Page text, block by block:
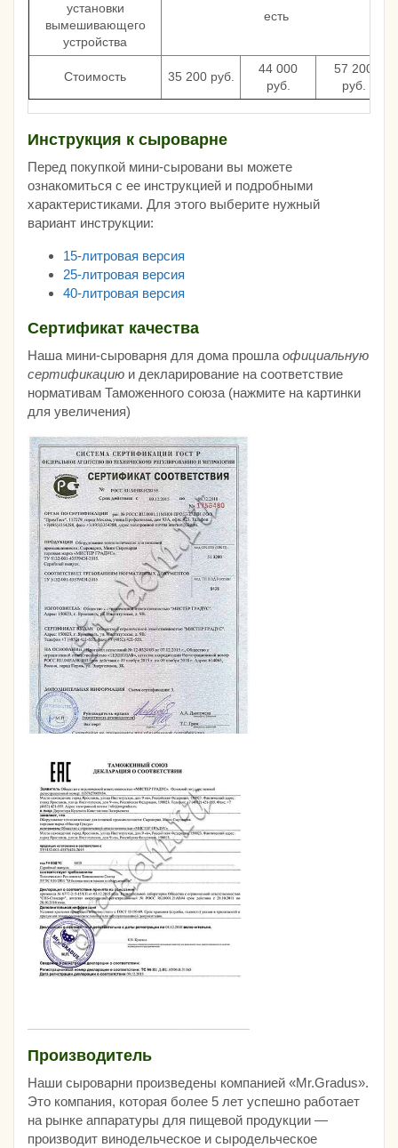
установки
вымешивающего
устройства
есть
Стоимость 35 200 руб.
44 000
руб.
57 200
руб.
Инструкция к сыроварне
Перед покупкой мини-сыровани вы можете
ознакомиться с ее инструкцией и подробными
характеристиками. Для этого выберите нужный
вариант инструкции:
15-литровая версия
25-литровая версия
40-литровая версия
Сертификат качества
Наша мини-сыроварня для дома прошла официальную
сертификацию и декларирование на соответствие
нормативам Таможенного союза (нажмите на картинки
для увеличения)
Производитель
Наши сыроварни произведены компанией «Mr.Gradus».
Это компания, которая более 5 лет успешно работает
на рынке аппаратуры для пищевой продукции —
производит винодельческое и сыродельческое